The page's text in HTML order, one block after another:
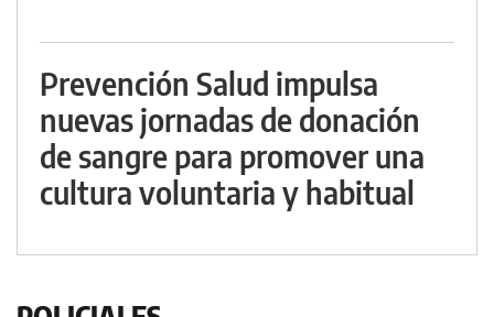
Prevención Salud impulsa
nuevas jornadas de donación
de sangre para promover una
cultura voluntaria y habitual